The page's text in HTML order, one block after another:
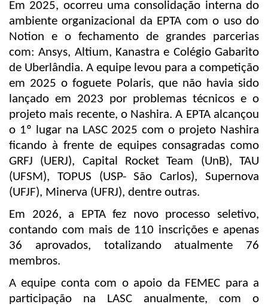
Em 2025, ocorreu uma consolidação interna do
ambiente organizacional da EPTA com o uso do
Notion e o fechamento de grandes parcerias
com: Ansys, Altium, Kanastra e Colégio Gabarito
de Uberlândia. A equipe levou para a competição
em 2025 o foguete Polaris, que não havia sido
lançado em 2023 por problemas técnicos e o
projeto mais recente, o Nashira. A EPTA alcançou
o 1º lugar na LASC 2025 com o projeto Nashira
ficando à frente de equipes consagradas como
GRFJ (UERJ), Capital Rocket Team (UnB), TAU
(UFSM), TOPUS (USP- São Carlos), Supernova
(UFJF), Minerva (UFRJ), dentre outras.
Em 2026, a EPTA fez novo processo seletivo,
contando com mais de 110 inscrições e apenas
36 aprovados, totalizando atualmente 76
membros.
A equipe conta com o apoio da FEMEC para a
participação na LASC anualmente, com o